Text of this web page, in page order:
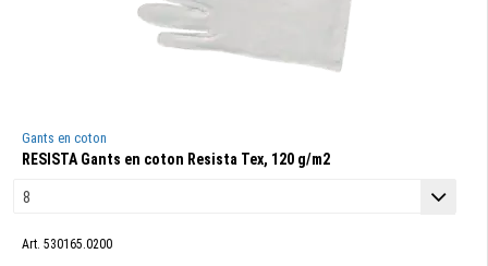
Gants en coton
RESISTA Gants en coton Resista Tex, 120 g/m2
Art. 530165.0200